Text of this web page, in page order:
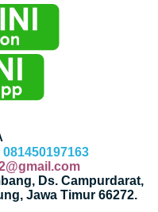
081450197163
Ds. Campurdarat,
Jawa Timur 66272.